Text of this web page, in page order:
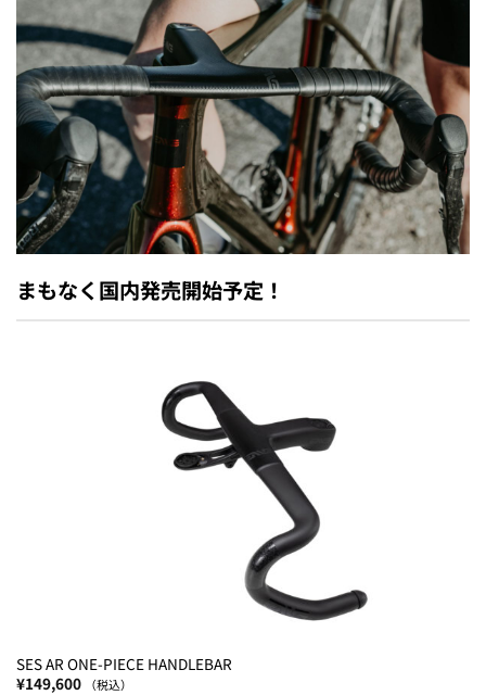
まもなく国内発売開始予定！
SES AR ONE-PIECE HANDLEBAR
¥149,600 （税込）